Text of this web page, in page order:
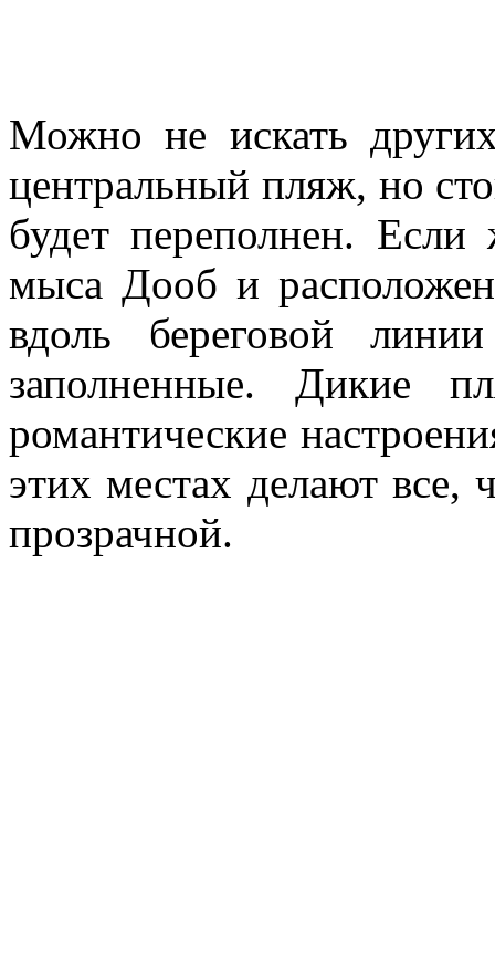
Можно не искать
центральный пляж, но
будет переполнен.
мыса Дооб и
вдоль береговой
заполненные. Дикие
романтические
этих местах делают все,
прозрачной.